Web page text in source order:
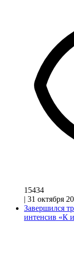
15434
| 31 октября
Завершился
интенсив «К